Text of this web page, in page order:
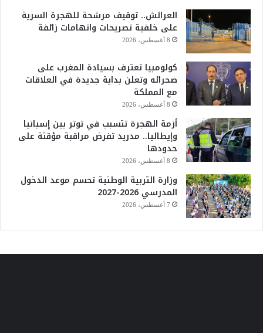
العرائش.. توقيف مرشحة للهجرة السرية
على خلفية تصريحات واتهامات زائفة
8 أغسطس، 2026
كولومبيا تعترف بسيادة المغرب على
صحرائه وتعلن بداية جديدة في العلاقات
مع المملكة
8 أغسطس، 2026
أزمة الهجرة تتسبب في توتر بين إسبانيا
وإيطاليا.. مدريد تفرض مراقبة مؤقتة على
حدودها
8 أغسطس، 2026
وزارة التربية الوطنية تحسم موعد الدخول
المدرسي 2026-2027
7 أغسطس، 2026